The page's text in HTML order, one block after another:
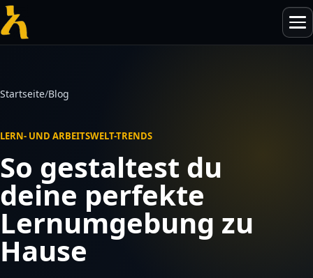
Skip
to
content
Menü
öffnen
AdA-Schein (AEVO)
AMATUM Seminare
Weiterbildung für Teamleitungen
Enabling-Team
Führung & Organisation
Teamleitungen & Mehrteamstrukturen
Qualitätssicherung
Blog & Neuigkeiten
Startseite/Blog
LERN- UND ARBEITSWELT-TRENDS
So gestaltest du
deine perfekte
Lernumgebung zu
Hause